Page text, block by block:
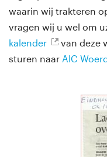
waarin wij trakteren
vragen wij u wel om
kalender
van deze
sturen naar AIC